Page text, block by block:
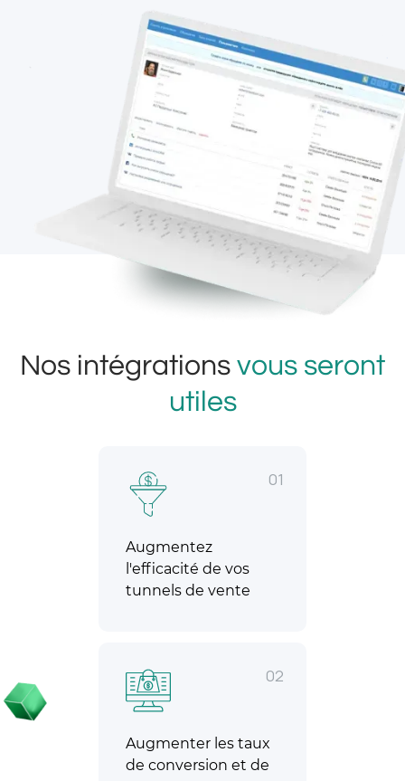
Nos intégrations vous seront
utiles
01
Augmentez
l'efficacité de vos
tunnels de vente
02
Augmenter les taux
de conversion et de